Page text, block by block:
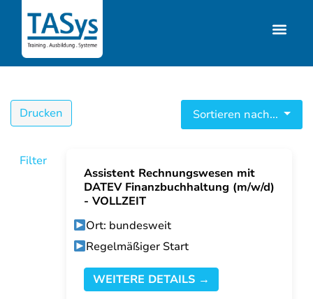
Drucken Sortieren nach...
Filter
Assistent Rechnungswesen mit
DATEV Finanzbuchhaltung (m/w/d)
- VOLLZEIT
Ort: bundesweit
Regelmäßiger Start
WEITERE DETAILS →